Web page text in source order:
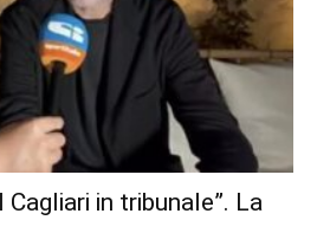
in tribunale”. La